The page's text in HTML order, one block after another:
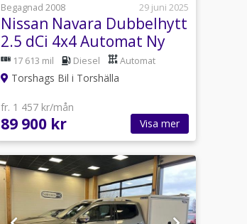
Begagnad 2008
29 juni 2025
Nissan Navara Dubbelhytt
2.5 dCi 4x4 Automat Ny
Servad 171hk
17 613 mil Diesel Automat
Torshags Bil i Torshälla
fr. 1 457 kr/mån
89 900 kr Visa mer